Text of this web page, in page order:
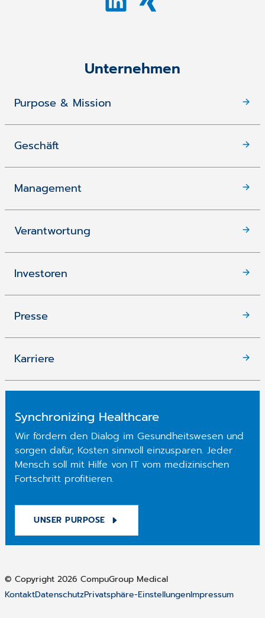
Unternehmen
Purpose & Mission
Geschäft
Management
Verantwortung
Investoren
Presse
Karriere
Synchronizing Healthcare
Wir fördern den Dialog im Gesundheitswesen und
sorgen dafür, Kosten sinnvoll einzusparen. Jeder
Mensch soll mit Hilfe von IT vom medizinischen
Fortschritt profitieren.
UNSER PURPOSE
© Copyright 2026 CompuGroup Medical
KontaktDatenschutzPrivatsphäre-EinstellungenImpressum